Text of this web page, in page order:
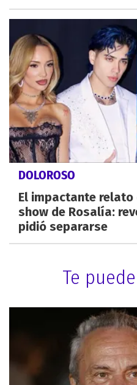
DOLOROSO
El impactante relato
show de Rosalía:
pidió separarse
Te